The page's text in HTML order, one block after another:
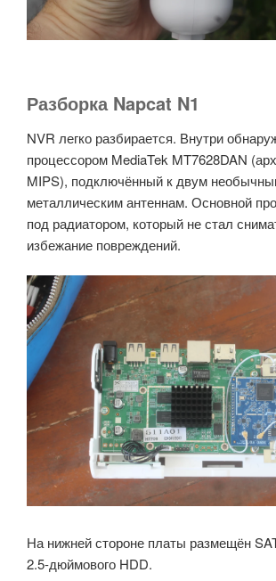
Разборка Napcat N1
NVR легко разбирается. Внутри
процессором MediaTek MT7628DAN
MIPS), подключённый к двум
металлическим антеннам. Основной
под радиатором, который не стал
избежание повреждений.
На нижней стороне платы размещён
2.5-дюймового HDD.